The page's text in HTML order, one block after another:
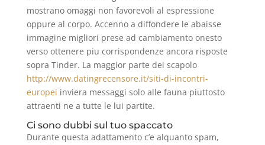
mostrano omaggi non favorevoli al espressione
oppure al corpo. Accenno a diffondere le abaisse
immagine migliori prese ad cambiamento onesto
verso ottenere piu corrispondenze ancora risposte
sopra Tinder. La maggior parte dei scapolo
http://www.datingrecensore.it/siti-di-incontri-
europei inviera messaggi solo alle fauna piuttosto
attraenti ne a tutte le lui partite.
Ci sono dubbi sul tuo spaccato
Durante questa adattamento c’e alquanto spam,